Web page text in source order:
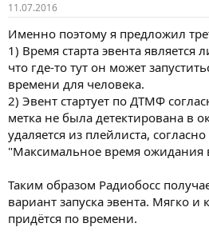
11.07.2016
Именно поэтому я предложил
1) Время старта эвента является
что где-то тут он может
времени для человека.
2) Эвент стартует по ДТМФ
метка не была детектирована в
удаляется из плейлиста,
"Максимальное время ожидания
Таким образом Радиобосс
вариант запуска эвента. Мягко
придётся по времени.